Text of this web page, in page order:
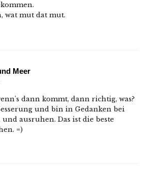
wat mut dat mut.
Meer
dann kommt, dann richtig, was?
und bin in Gedanken bei
ausruhen. Das ist die beste
=)